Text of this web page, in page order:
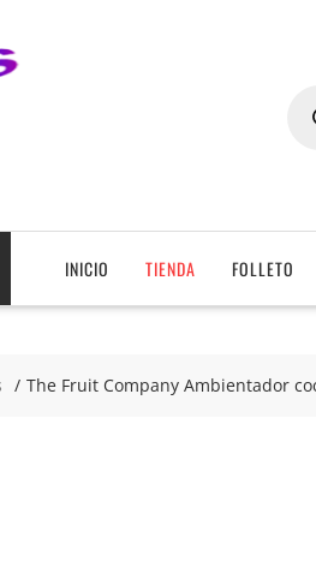
INICIO TIENDA FOLLETO
The Fruit Company Ambientador